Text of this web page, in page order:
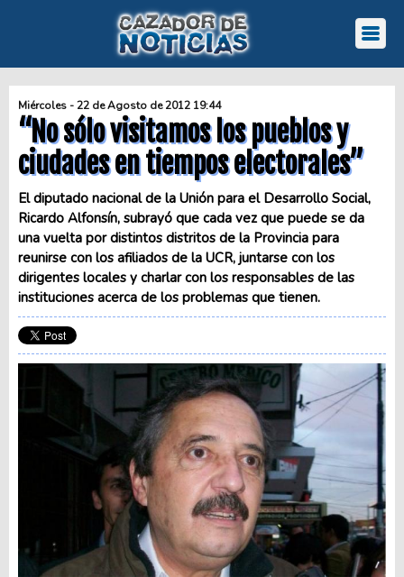
Miércoles - 22 de Agosto de 2012 19:44
“No sólo visitamos los pueblos y
ciudades en tiempos electorales”
El diputado nacional de la Unión para el Desarrollo Social,
Ricardo Alfonsín, subrayó que cada vez que puede se da
una vuelta por distintos distritos de la Provincia para
reunirse con los afiliados de la UCR, juntarse con los
dirigentes locales y charlar con los responsables de las
instituciones acerca de los problemas que tienen.